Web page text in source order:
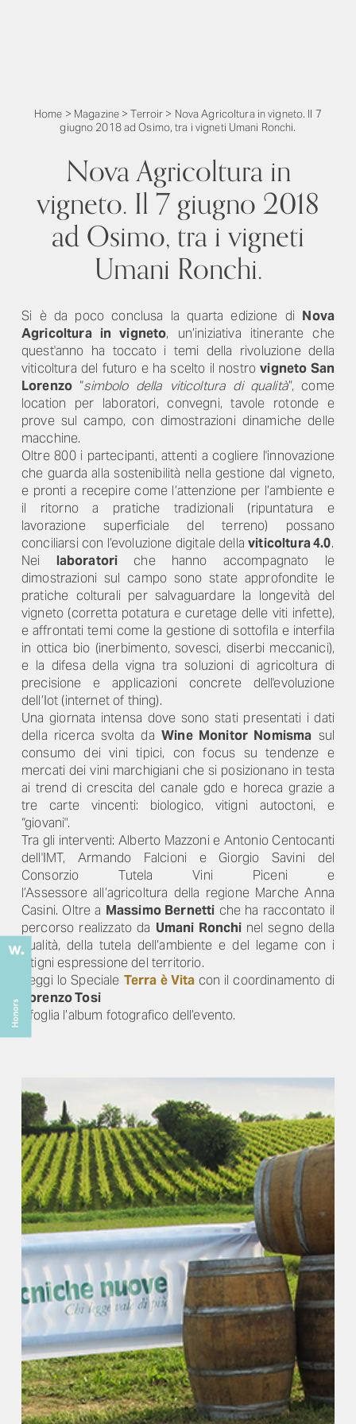
Home > Magazine >Terroir > Nova Agricoltura in vigneto. Il 7
giugno 2018 ad Osimo, tra i vigneti Umani Ronchi.
Nova Agricoltura in
vigneto. Il 7 giugno 2018
ad Osimo, tra i vigneti
Umani Ronchi.
Si è da poco conclusa la quarta edizione di Nova
Agricoltura in vigneto, un’iniziativa itinerante che
quest'anno ha toccato i temi della rivoluzione della
viticoltura del futuro e ha scelto il nostrovigneto San
Lorenzo “simbolo della viticoltura di qualità”, come
location per laboratori, convegni, tavole rotonde e
prove sul campo, con dimostrazioni dinamiche delle
macchine.
Oltre 800 i partecipanti, attenti a cogliere l'innovazione
che guarda alla sostenibilità nella gestione dal vigneto,
e pronti a recepire come l’attenzione per l’ambiente e
il ritorno a pratiche tradizionali (ripuntatura e
lavorazione superficiale del terreno) possano
conciliarsi con l’evoluzione digitale dellaviticoltura 4.0.
Nei laboratori che hanno accompagnato le
dimostrazioni sul campo sono state approfondite le
pratiche colturali per salvaguardare la longevità del
vigneto (corretta potatura e curetage delle viti infette),
e affrontati temi come la gestione di sottofila e interfila
in ottica bio (inerbimento, sovesci, diserbi meccanici),
e la difesa della vigna tra soluzioni di agricoltura di
precisione e applicazioni concrete dell'evoluzione
dell’Iot (internet of thing).
Una giornata intensa dove sono stati presentati i dati
della ricerca svolta daWine Monitor Nomisma sul
consumo dei vini tipici, con focus su tendenze e
mercati dei vini marchigiani che si posizionano in testa
ai trend di crescita del canale gdo e horeca grazie a
tre carte vincenti: biologico, vitigni autoctoni, e
“giovani".
Tra gli interventi: Alberto Mazzoni e Antonio Centocanti
dell'IMT, Armando Falcioni e Giorgio Savini del
Consorzio Tutela Vini Piceni e
l’Assessore all’agricoltura della regione Marche Anna
Casini. Oltre a Massimo Bernetti che ha raccontato il
percorso realizzato da Umani Ronchi nel segno della
qualità, della tutela dell’ambiente e del legame con i
vitigni espressione del territorio.
Leggi lo Speciale Terra è Vita con il coordinamento di
Lorenzo Tosi
Sfoglia l’album fotografico dell’evento.